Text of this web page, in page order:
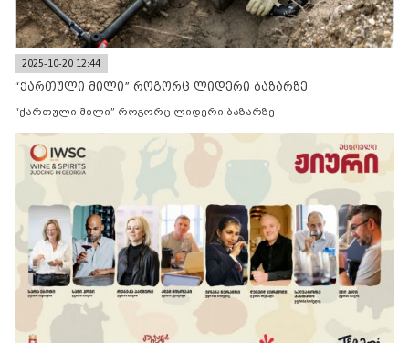
2025-10-20 12:44
“ქართული მილი” როგორც ლიდერი ბაზარზე
“ქართული მილი” როგორც ლიდერი ბაზარზე